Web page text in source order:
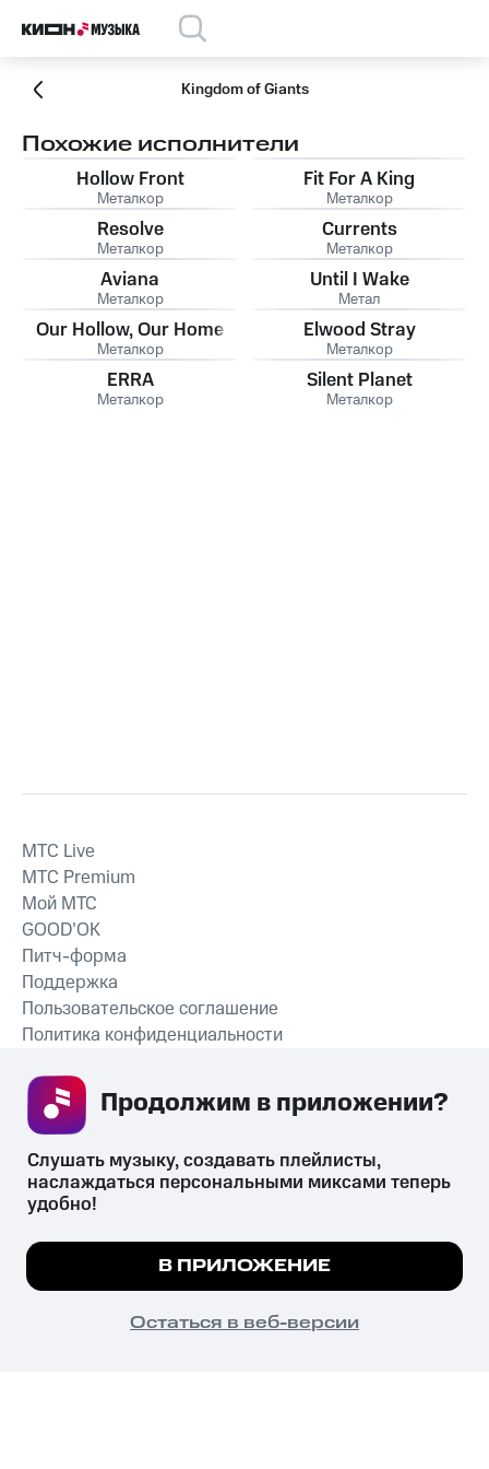
Kingdom of Giants
Похожие исполнители
Hollow Front
Металкор
Fit For A King
Металкор
Resolve
Металкор
Currents
Металкор
Aviana
Металкор
Until I Wake
Метал
Our Hollow, Our Home
Металкор
Elwood Stray
Металкор
ERRA
Металкор
Silent Planet
Металкор
СКАЧАТЬ ПРИЛОЖЕНИЕ
MTС Live
MTС Premium
Мой МТС
GOOD’OK
Питч-форма
Поддержка
Пользовательское соглашение
Политика конфиденциальности
психотропных веществ, их аналогов причиняет вред здоровью,
их незаконный оборот запрещён и влечёт установленную
законодательством ответственность.
© 2026 ООО «КИОН».
Все права защищены
Мы используем куки, чтобы на сайте все
Подробнее
ПОНЯТНО
Слушать музыку, создавать плейлисты,
наслаждаться персональными миксами теперь
удобно!
В ПРИЛОЖЕНИЕ
Остаться в веб-версии